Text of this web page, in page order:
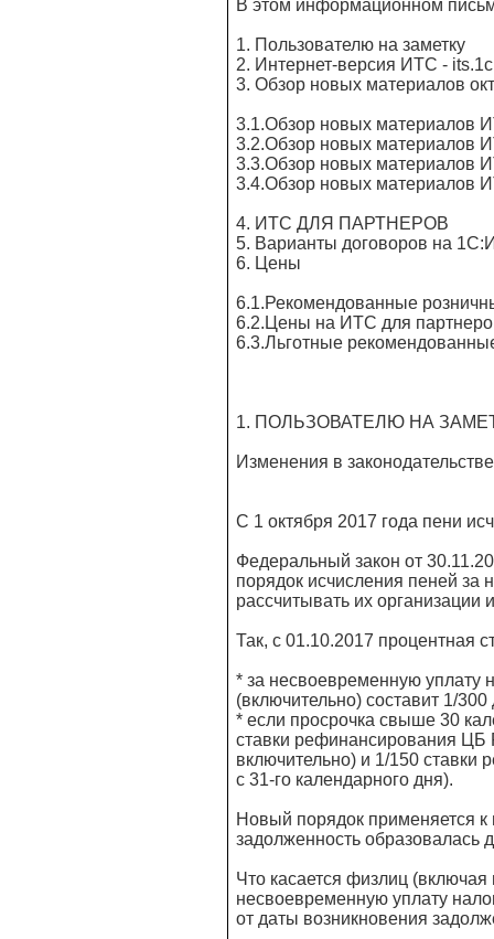
В этом информационном
1. Пользователю на заметку
2. Интернет-версия ИТС -
3. Обзор новых материалов
3.1.Обзор новых материалов
3.2.Обзор новых
3.3.Обзор новых
3.4.Обзор новых
4. ИТС ДЛЯ ПАРТНЕРОВ
5. Варианты договоров на
6. Цены
6.1.Рекомендованные
6.2.Цены на ИТС для
6.3.Льготные
1. ПОЛЬЗОВАТЕЛЮ НА
Изменения в
С 1 октября 2017 года пени
Федеральный закон от
порядок исчисления пеней за
рассчитывать их организации
Так, с 01.10.2017 процентная
* за несвоевременную уплату
(включительно) составит 1/
* если просрочка свыше 30
ставки рефинансирования
включительно) и 1/150
с 31-го календарного дня).
Новый порядок применяется
задолженность образовалась
Что касается физлиц
несвоевременную уплату
от даты возникновения